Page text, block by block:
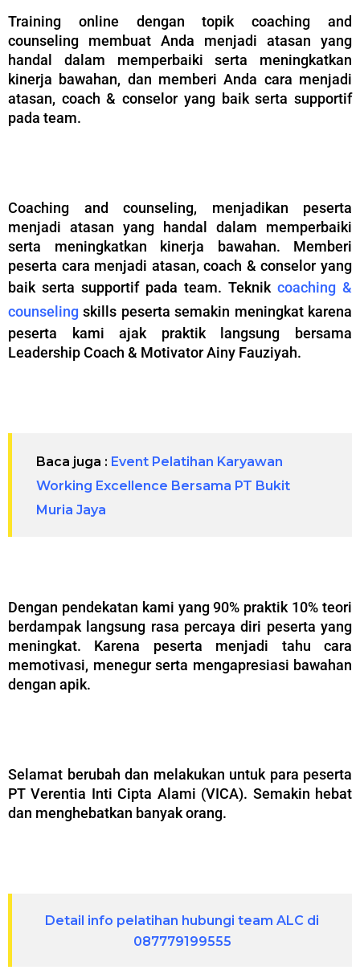
Training online dengan topik coaching and
counseling membuat Anda menjadi atasan yang
handal dalam memperbaiki serta meningkatkan
kinerja bawahan, dan memberi Anda cara menjadi
atasan, coach & conselor yang baik serta supportif
pada team.
Coaching and counseling, menjadikan peserta
menjadi atasan yang handal dalam memperbaiki
serta meningkatkan kinerja bawahan. Memberi
peserta cara menjadi atasan, coach & conselor yang
baik serta supportif pada team. Teknik coaching &
counseling skills peserta semakin meningkat karena
peserta kami ajak praktik langsung bersama
Leadership Coach & Motivator Ainy Fauziyah.
Baca juga : Event Pelatihan Karyawan
Working Excellence Bersama PT Bukit
Muria Jaya
Dengan pendekatan kami yang 90% praktik 10% teori
berdampak langsung rasa percaya diri peserta yang
meningkat. Karena peserta menjadi tahu cara
memotivasi, menegur serta mengapresiasi bawahan
dengan apik.
Selamat berubah dan melakukan untuk para peserta
PT Verentia Inti Cipta Alami (VICA). Semakin hebat
dan menghebatkan banyak orang.
Detail info pelatihan hubungi team ALC di
087779199555